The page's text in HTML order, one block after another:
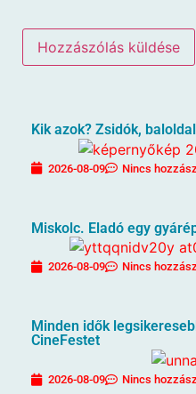
Kik azok? Zsidók,
2026-08-09 Nincs
Miskolc. Eladó egy
2026-08-09 Nincs
Minden idők
CineFestet
2026-08-09 Nincs